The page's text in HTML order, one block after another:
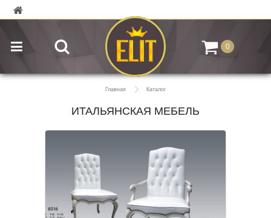
0
Главная Каталог
ИТАЛЬЯНСКАЯ МЕБЕЛЬ